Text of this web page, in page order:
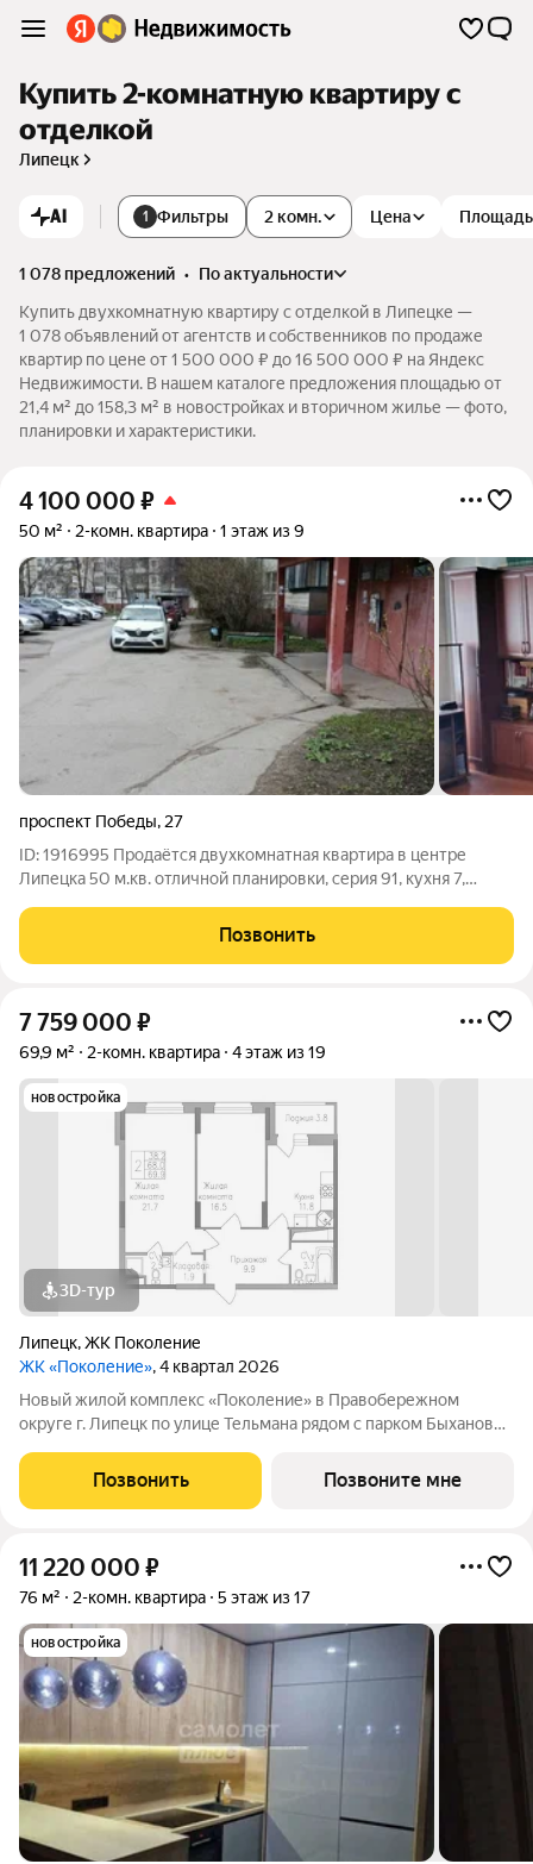
Купить 2-комнатную квартиру с
отделкой
Липецк
AI 1 Фильтры 2 комн. Цена Площадь
1 078 предложений •
по актуальности
Купить двухкомнатную квартиру с отделкой в Липецке —
1 078 объявлений от агентств и собственников по продаже
квартир по цене от 1 500 000 ₽ до 16 500 000 ₽ на Яндекс
Недвижимости. В нашем каталоге предложения площадью от
21,4 м² до 158,3 м² в новостройках и вторичном жилье — фото,
планировки и характеристики.
4 100 000 ₽
50 м² 2-комн. квартира 1 этаж из 9
проспект Победы, 27
ID: 1916995 Продаётся двухкомнатная квартира в центре
Липецка 50 м.кв. отличной планировки, серия 91, кухня 7,
собственность 30 лет, вся инфраструктура, рядом престижная
гимназия №64 им. В. А.
Позвонить
7 759 000 ₽
69,9 м² 2-комн. квартира 4 этаж из 19
новостройка
3D-тур
Липецк,ЖК Поколение
ЖК «Поколение», 4 квартал 2026
Новый жилой комплекс «Поколение» в Правобережном
округе г. Липецк по улице Тельмана рядом с парком Быханов
квартиры, семейные просторные 4
Позвонить Позвоните мне
11 220 000 ₽
76 м² 2-комн. квартира 5 этаж из 17
новостройка